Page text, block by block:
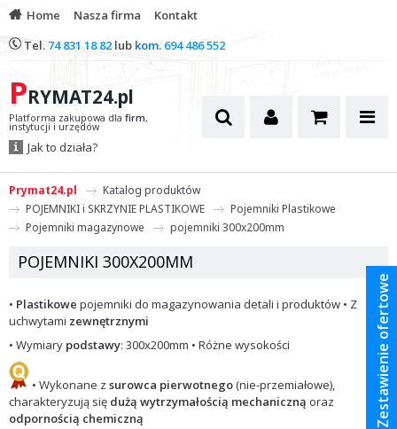
Zestawienie ofertowe
Home Nasza firma
Kontakt
Tel. 74 831 18 82 lub kom. 694 486 552
PRYMAT24.pl
Platforma zakupowa dla firm,
instytucji i urzędów
Jak to działa?
Prymat24.pl
Katalog produktów
POJEMNIKI i SKRZYNIE PLASTIKOWE
Pojemniki Plastikowe
Pojemniki magazynowe
pojemniki 300x200mm
POJEMNIKI 300X200MM
• Plastikowe pojemniki do magazynowania detali i produktów • Z
uchwytami zewnętrznymi
• Wymiary podstawy: 300x200mm • Różne wysokości
• Wykonane z surowca pierwotnego(nie-przemiałowe),
charakteryzują się dużą wytrzymałością mechaniczną oraz
odpornością chemiczną